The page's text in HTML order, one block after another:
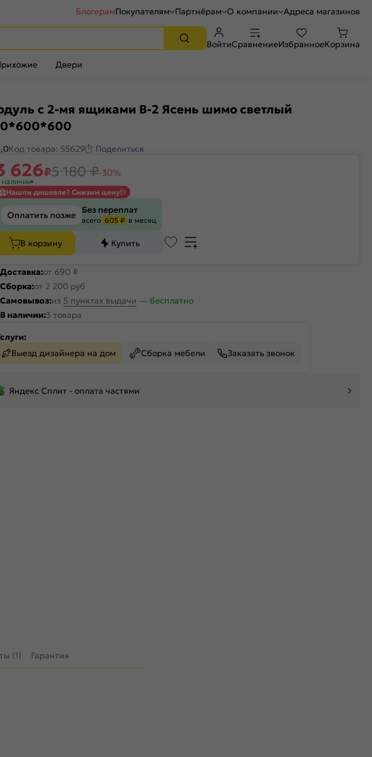
БлогерамПокупателям Партнёрам О компании Адреса магазинов
ВойтиСравнениеИзбранноеКорзина
Двери
с 2-мя ящиками B-2 Ясень шимо светлый
Код товара: 55629 Поделиться
626₽5 180₽-30%
наличии
Нашли дешевле? Снизим цену!
Оплатить позже Без переплат
всего 605 ₽ в месяц
В корзину Купить
Доставка:от 690 ₽
Сборка:от 2 200 руб
Самовывоз:из 5 пунктах выдачи — бесплатно
В наличии:3 товара
Выезд дизайнера на дом
Сборка мебели Заказать звонок
Яндекс Сплит - оплата частями
(1) Гарантия